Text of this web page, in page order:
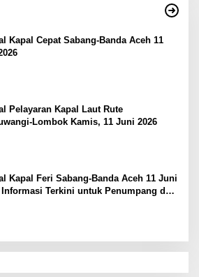
Kapal Cepat Sabang-Banda Aceh 11
Pelayaran Kapal Laut Rute
Lombok Kamis, 11 Juni 2026
Kapal Feri Sabang-Banda Aceh 11 Juni
Informasi Terkini untuk Penumpang dan